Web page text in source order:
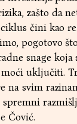
zašto da
čini kao
pogotovo
snage koja
uključiti.
na svim
spremni
Čović.